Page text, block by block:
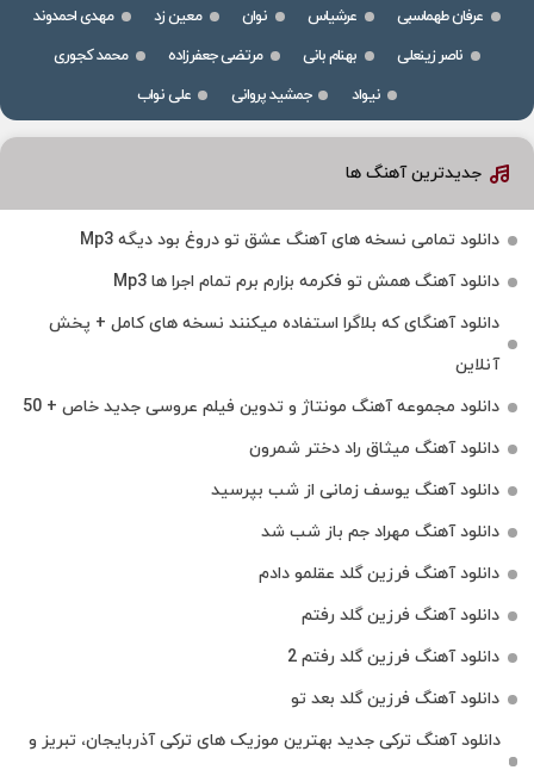
عرفان طهماسبی
عرشیاس نوان معین زد
مهدی احمدوند
ناصر زینعلی
بهنام بانی مرتضی جعفرزاده
محمد کجوری
نیواد
جمشید پروانی علی نواب
جدیدترین آهنگ ها
دانلود تمامی نسخه های آهنگ عشق تو دروغ بود دیگه Mp3
دانلود آهنگ همش تو فکرمه بزارم برم تمام اجرا ها Mp3
دانلود آهنگای که بلاگرا استفاده میکنند نسخه های کامل + پخش
آنلاین
دانلود مجموعه آهنگ مونتاژ و تدوین فیلم عروسی جدید خاص + 50
دانلود آهنگ میثاق راد دختر شمرون
دانلود آهنگ یوسف زمانی از شب بپرسید
دانلود آهنگ مهراد جم باز شب شد
دانلود آهنگ فرزین گلد عقلمو دادم
دانلود آهنگ فرزین گلد رفتم
دانلود آهنگ فرزین گلد رفتم 2
دانلود آهنگ فرزین گلد بعد تو
دانلود آهنگ ترکی جدید بهترین موزیک‌ های ترکی آذربایجان، تبریز و